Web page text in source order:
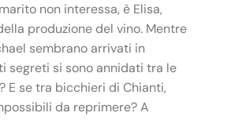
non interessa, è Elisa,
produzione del vino. Mentre
sembrano arrivati in
segreti si sono annidati tra le
E se tra bicchieri di Chianti,
da reprimere? A